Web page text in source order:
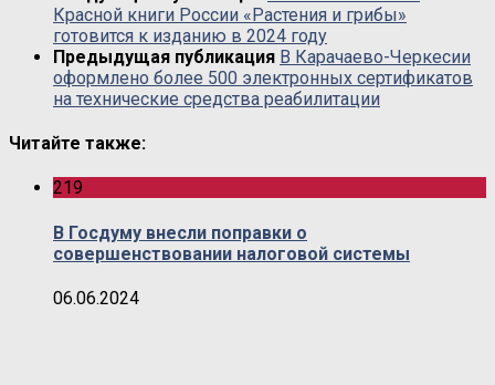
Красной книги России «Растения и грибы»
готовится к изданию в 2024 году
Предыдущая публикация В Карачаево-Черкесии
оформлено более 500 электронных сертификатов
на технические средства реабилитации
Читайте также:
219
В Госдуму внесли поправки о
совершенствовании налоговой системы
06.06.2024